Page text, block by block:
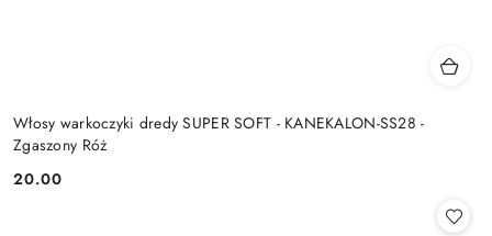
Włosy warkoczyki dredy SUPER SOFT - KANEKALON-SS28 -
Zgaszony Róż
Cena:
20.00